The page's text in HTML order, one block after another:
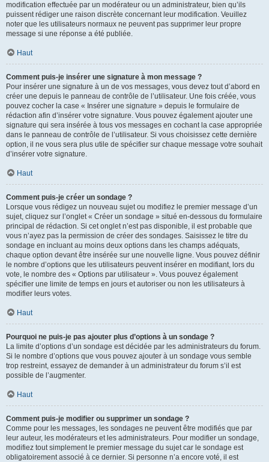
modification effectuée par un modérateur ou un administrateur, bien qu’ils
puissent rédiger une raison discrète concernant leur modification. Veuillez
noter que les utilisateurs normaux ne peuvent pas supprimer leur propre
message si une réponse a été publiée.
Haut
Comment puis-je insérer une signature à mon message ?
Pour insérer une signature à un de vos messages, vous devez tout d’abord en
créer une depuis le panneau de contrôle de l’utilisateur. Une fois créée, vous
pouvez cocher la case « Insérer une signature » depuis le formulaire de
rédaction afin d’insérer votre signature. Vous pouvez également ajouter une
signature qui sera insérée à tous vos messages en cochant la case appropriée
dans le panneau de contrôle de l’utilisateur. Si vous choisissez cette dernière
option, il ne vous sera plus utile de spécifier sur chaque message votre souhait
d’insérer votre signature.
Haut
Comment puis-je créer un sondage ?
Lorsque vous rédigez un nouveau sujet ou modifiez le premier message d’un
sujet, cliquez sur l’onglet « Créer un sondage » situé en-dessous du formulaire
principal de rédaction. Si cet onglet n’est pas disponible, il est probable que
vous n’ayez pas la permission de créer des sondages. Saisissez le titre du
sondage en incluant au moins deux options dans les champs adéquats,
chaque option devant être insérée sur une nouvelle ligne. Vous pouvez définir
le nombre d’options que les utilisateurs peuvent insérer en modifiant, lors du
vote, le nombre des « Options par utilisateur ». Vous pouvez également
spécifier une limite de temps en jours et autoriser ou non les utilisateurs à
modifier leurs votes.
Haut
Pourquoi ne puis-je pas ajouter plus d’options à un sondage ?
La limite d’options d’un sondage est décidée par les administrateurs du forum.
Si le nombre d’options que vous pouvez ajouter à un sondage vous semble
trop restreint, essayez de demander à un administrateur du forum s’il est
possible de l’augmenter.
Haut
Comment puis-je modifier ou supprimer un sondage ?
Comme pour les messages, les sondages ne peuvent être modifiés que par
leur auteur, les modérateurs et les administrateurs. Pour modifier un sondage,
modifiez tout simplement le premier message du sujet car le sondage est
obligatoirement associé à ce dernier. Si personne n’a encore voté, il est